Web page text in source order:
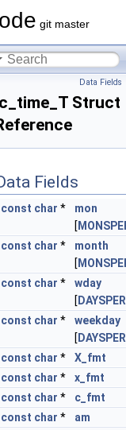
git master
Data Fields
Struct
Fields
const char *
mon
[
const char *
month
[
const char *
wday
[
const char *
weekday
[
const char *
X_fmt
const char *
x_fmt
const char *
c_fmt
const char *
am